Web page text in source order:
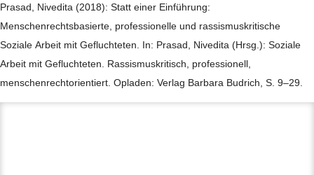
Prasad, Nivedita (2018): Statt einer Einführung:
Menschenrechtsbasierte, professionelle und rassismuskritische
Soziale Arbeit mit Gefluchteten. In: Prasad, Nivedita (Hrsg.): Soziale
Arbeit mit Gefluchteten. Rassismuskritisch, professionell,
menschenrechtorientiert. Opladen: Verlag Barbara Budrich, S. 9–29.